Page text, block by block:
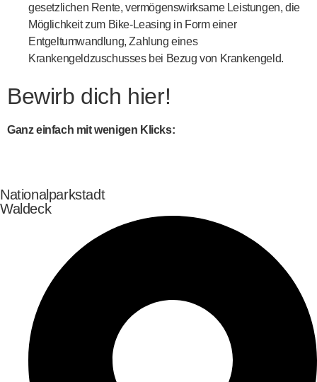
gesetzlichen Rente, vermögenswirksame Leistungen, die
Möglichkeit zum Bike-Leasing in Form einer
Entgeltumwandlung, Zahlung eines
Krankengeldzuschusses bei Bezug von Krankengeld.
Bewirb dich hier!
Ganz einfach mit wenigen Klicks:
Nationalparkstadt
Waldeck